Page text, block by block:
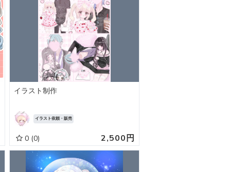
イラスト制作
イラスト依頼・販売
0 (0) 2,500円